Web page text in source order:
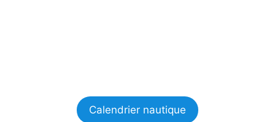
Calendrier nautique